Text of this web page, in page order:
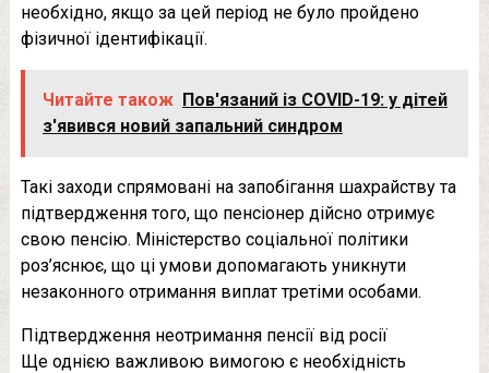
необхідно, якщо за цей період не було пройдено
фізичної ідентифікації.
Читайте також Пов'язаний із COVID-19: у дітей
з'явився новий запальний синдром
Такі заходи спрямовані на запобігання шахрайству та
підтвердження того, що пенсіонер дійсно отримує
свою пенсію. Міністерство соціальної політики
роз’яснює, що ці умови допомагають уникнути
незаконного отримання виплат третіми особами.
Підтвердження неотримання пенсії від росії
Ще однією важливою вимогою є необхідність